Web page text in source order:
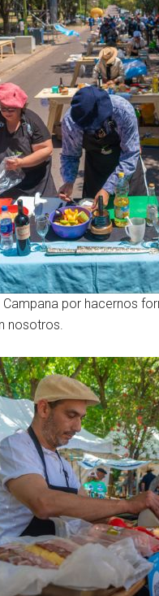
por hacernos
nosotros.